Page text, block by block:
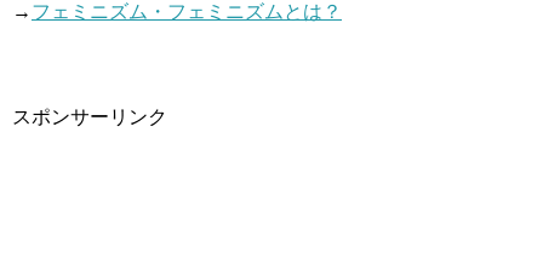
→ フェミニズム・フェミニズムとは？
スポンサーリンク